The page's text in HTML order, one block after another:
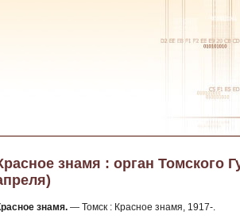
знамя : орган Томского
знамя. — Томск : Красное знамя, 1917-.